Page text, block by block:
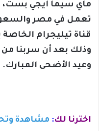
ماي سيما ايجي بست،
تعمل في مصر
قناة تيليجرام
وذلك بعد أن سربنا من
وعيد الأضحى المبارك.
اخترنا لك: مشاهدة